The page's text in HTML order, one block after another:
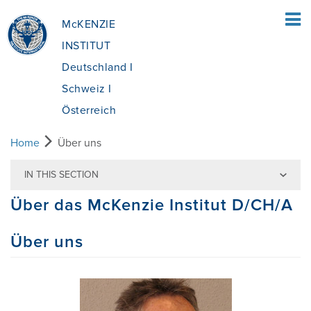
McKENZIE
INSTITUT
Deutschland I
Schweiz I
Österreich
FÜR PATIENTEN
WAS IST DIE MCKENZIE METHODE®?
Home Über uns
IN THIS SECTION
Über das McKenzie Institut D/CH/A
Über uns